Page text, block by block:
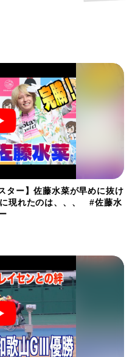
ター】佐藤水菜が早めに抜け
現れたのは、、、 #佐藤水